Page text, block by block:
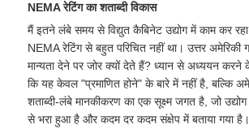
NEMA रेटिंग का शताब्दी विकास
मैं इतने लंबे समय से विद्युत कैबिनेट उद्योग में काम कर
NEMA रेटिंग से बहुत परिचित नहीं था। उत्तर अमेरिकी
मान्यता देने पर जोर क्यों देते हैं? ध्यान से अध्ययन
कि यह केवल "प्रमाणित होने" के बारे में नहीं है, बल्कि
शताब्दी-लंबे मानकीकरण का एक सूक्ष्म जगत है, जो
से भरा हुआ है और कदम दर कदम संक्षेप में बताया गया है।